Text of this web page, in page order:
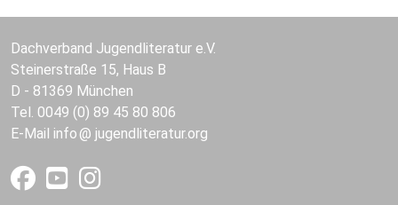
Dachverband Jugendliteratur e.V.
Steinerstraße 15, Haus B
D - 81369 München
Tel. 0049 (0) 89 45 80 806
E-Mail info jugendliteratur.org